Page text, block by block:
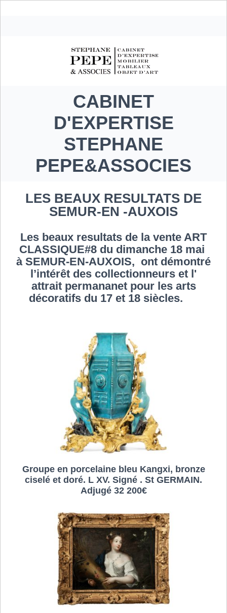
CABINET
D'EXPERTISE
STEPHANE
PEPE&ASSOCIES
LES BEAUX RESULTATS DE
SEMUR-EN -AUXOIS
Les beaux resultats de la vente ART
CLASSIQUE#8 du dimanche 18 mai
à SEMUR-EN-AUXOIS, ont démontré
l’intérêt des collectionneurs et l'
attrait permananet pour les arts
décoratifs du 17 et 18 siècles.
Groupe en porcelaine bleu Kangxi, bronze
ciselé et doré. L XV. Signé . St GERMAIN.
Adjugé 32 200€